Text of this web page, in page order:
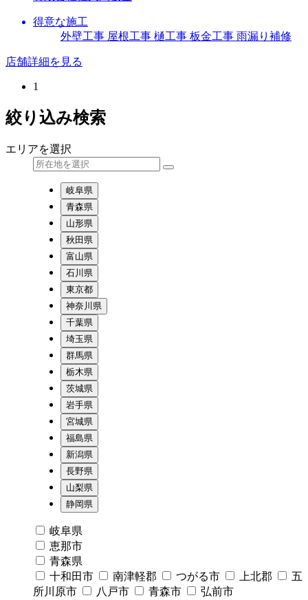
得意な施工
外壁工事 屋根工事 樋工事 板金工事 雨漏り補修
店舗詳細を見る
1
絞り込み検索
エリアを選択
岐阜県
青森県
山形県
秋田県
富山県
石川県
東京都
神奈川県
千葉県
埼玉県
群馬県
栃木県
茨城県
岩手県
宮城県
福島県
新潟県
長野県
山梨県
静岡県
岐阜県
恵那市
青森県
十和田市
南津軽郡 つがる市 上北郡
五
所川原市
八戸市 青森市
弘前市